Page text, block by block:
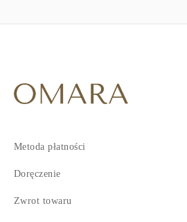
Metoda płatności
Doręczenie
Zwrot towaru